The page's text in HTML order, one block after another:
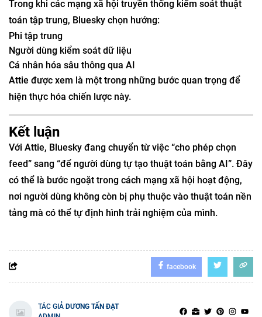
Trong khi các mạng xã hội truyền thống kiểm soát thuật
toán tập trung, Bluesky chọn hướng:
Phi tập trung
Người dùng kiểm soát dữ liệu
Cá nhân hóa sâu thông qua AI
Attie được xem là một trong những bước quan trọng để
hiện thực hóa chiến lược này.
Kết luận
Với Attie, Bluesky đang chuyển từ việc “cho phép chọn
feed” sang “để người dùng tự tạo thuật toán bằng AI”. Đây
có thể là bước ngoặt trong cách mạng xã hội hoạt động,
nơi người dùng không còn bị phụ thuộc vào thuật toán nền
tảng mà có thể tự định hình trải nghiệm của mình.
facebook
TÁC GIẢ DƯƠNG TẤN ĐẠT